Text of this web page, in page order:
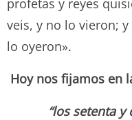
veis, y no lo vieron;
lo oyeron».
Hoy nos fijamos en
“los setenta